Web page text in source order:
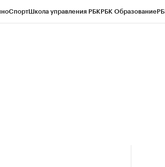
СпортШкола управления РБКРБК Образование